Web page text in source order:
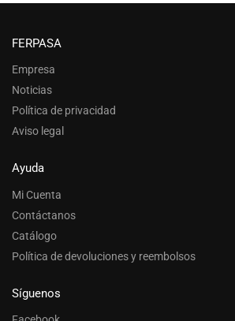
FERPASA
Empresa
Noticias
Política de privacidad
Aviso legal
Ayuda
Mi Cuenta
Contáctanos
Catálogo
Política de devoluciones y reembolsos
Síguenos